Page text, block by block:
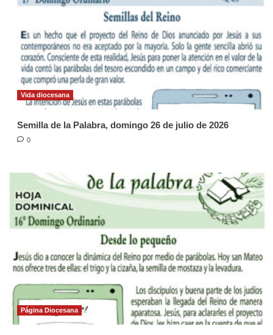
Vida diocesana
Semilla de la Palabra, domingo 26 de julio de 2026
0
Página Diocesana